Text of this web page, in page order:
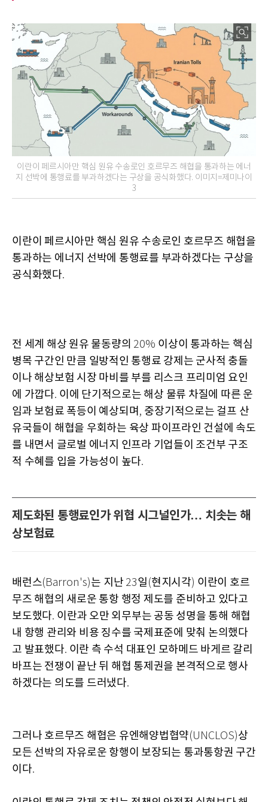
이란이 페르시아만 핵심 원유 수송로인 호르무즈 해협을 통과하는 에너
지 선박에 통행료를 부과하겠다는 구상을 공식화했다. 이미지=제미나이
3
이란이 페르시아만 핵심 원유 수송로인 호르무즈 해협을
통과하는 에너지 선박에 통행료를 부과하겠다는 구상을
공식화했다.
전 세계 해상 원유 물동량의 20% 이상이 통과하는 핵심
병목 구간인 만큼 일방적인 통행료 강제는 군사적 충돌
이나 해상보험 시장 마비를 부를 리스크 프리미엄 요인
에 가깝다. 이에 단기적으로는 해상 물류 차질에 따른 운
임과 보험료 폭등이 예상되며 , 중장기적으로는 걸프 산
유국들이 해협을 우회하는 육상 파이프라인 건설에 속도
를 내면서 글로벌 에너지 인프라 기업들이 조건부 구조
적 수혜를 입을 가능성이 높다.
제도화된 통행료인가 위협 시그널인가… 치솟는 해
상보험료
배런스(Barron's)는 지난 23일 (현지시각) 이란이 호르
무즈 해협의 새로운 통항 행정 제도를 준비하고 있다고
보도했다. 이란과 오만 외무부는 공동 성명을 통해 해협
내 항행 관리와 비용 징수를 국제표준에 맞춰 논의했다
고 발표했다. 이란 측 수석 대표인 모하메드 바게르 갈리
바프는 전쟁이 끝난 뒤 해협 통제권을 본격적으로 행사
하겠다는 의도를 드러냈다.
그러나 호르무즈 해협은 유엔해양법협약(UNCLOS)상
모든 선박의 자유로운 항행이 보장되는 통과통항권 구간
이다.